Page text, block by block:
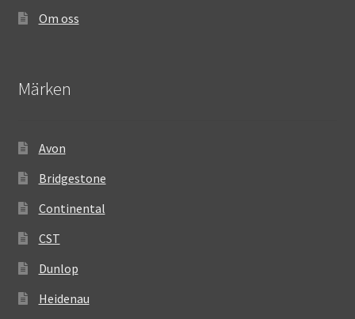
Om oss
Märken
Avon
Bridgestone
Continental
CST
Dunlop
Heidenau